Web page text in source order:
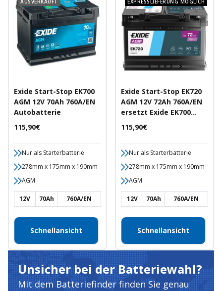
Exide Start-Stop EK700
AGM 12V 70Ah 760A/EN
Autobatterie
Angebotspreis
115,90€
Nur als Starterbatterie
278mm x 175mm x 190mm
AGM
12V 70Ah 760A/EN
Schnellansicht
Exide Start-Stop EK720
AGM 12V 72Ah 760A/EN
ersetzt Exide EK700
Autobatterie
Angebotspreis
115,90€
Nur als Starterbatterie
278mm x 175mm x 190mm
AGM
12V 70Ah 760A/EN
Schnellansicht
Unsicher bei der Batteriewahl?
Mit dem Batteriefinder finden Sie genau